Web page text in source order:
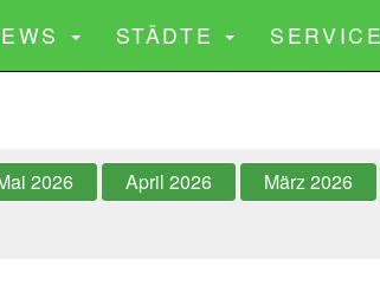
STÄDTE SERVICE
2026 April 2026 März 2026